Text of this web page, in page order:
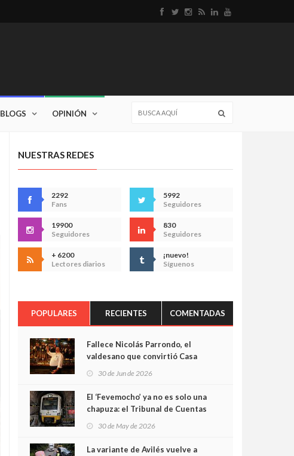
BLOGS OPINIÓN
NUESTRAS REDES
2292
Fans
5992
Seguidores
19900
Seguidores
830
Seguidores
+ 6200
Lectores diarios
¡nuevo!
Síguenos
POPULARES RECIENTES COMENTADAS
Fallece Nicolás Parrondo, el
valdesano que convirtió Casa
30 de Jun de 2026
El ‘Fevemocho’ ya no es solo una
chapuza: el Tribunal de Cuentas
sobrecoste de los trenes que no
cabían por los túneles
30 de May de 2026
La variante de Avilés vuelve a